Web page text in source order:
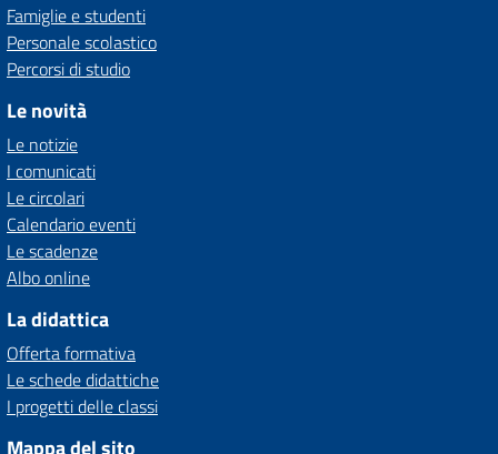
Famiglie e studenti
Personale scolastico
Percorsi di studio
Le novità
Le notizie
I comunicati
Le circolari
Calendario eventi
Le scadenze
Albo online
La didattica
Offerta formativa
Le schede didattiche
I progetti delle classi
Mappa del sito